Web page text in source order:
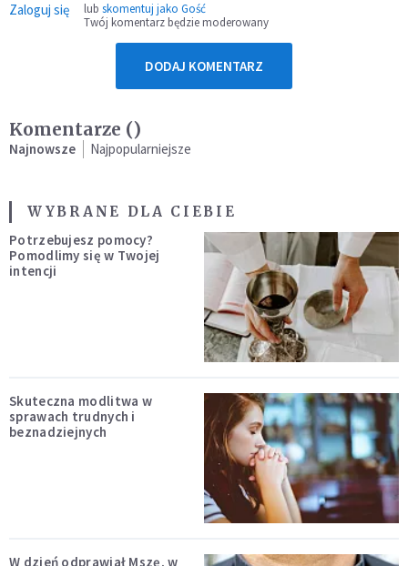
Zaloguj się lub skomentuj jako Gość
Twój komentarz będzie moderowany
DODAJ KOMENTARZ
Komentarze ()
Najnowsze Najpopularniejsze
WYBRANE DLA CIEBIE
Potrzebujesz pomocy?
Pomodlimy się w Twojej
intencji
Skuteczna modlitwa w
sprawach trudnych i
beznadziejnych
W dzień odprawiał Mszę, w